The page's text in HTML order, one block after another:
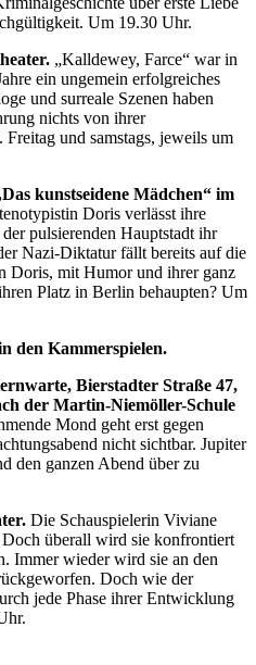
Um 19.30 Uhr.
„Kalldewey, Farce“ war in
ein ungemein erfolgreiches
und surreale Szenen haben
nichts von ihrer
und samstags, jeweils um
kunstseidene Mädchen“ im
Doris verlässt ihre
pulsierenden Hauptstadt ihr
Nazi-Diktatur fällt bereits auf die
Doris, mit Humor und ihrer ganz
Platz in Berlin behaupten? Um
den Kammerspielen.
Bierstadter Straße 47,
der Martin-Niemöller-Schule
Mond geht erst gegen
nicht sichtbar. Jupiter
den ganzen Abend über zu
Die Schauspielerin Viviane
überall wird sie konfrontiert
Immer wieder wird sie an den
Doch wie der
jede Phase ihrer Entwicklung